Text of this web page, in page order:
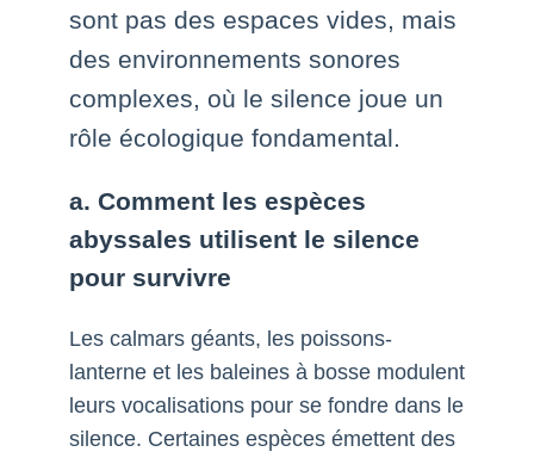
sont pas des espaces vides, mais
des environnements sonores
complexes, où le silence joue un
rôle écologique fondamental.
a. Comment les espèces
abyssales utilisent le silence
pour survivre
Les calmars géants, les poissons-
lanterne et les baleines à bosse modulent
leurs vocalisations pour se fondre dans le
silence. Certaines espèces émettent des